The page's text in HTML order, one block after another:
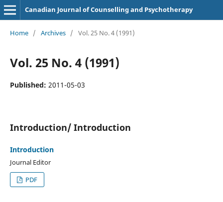
Canadian Journal of Counselling and Psychotherapy
Home / Archives / Vol. 25 No. 4 (1991)
Vol. 25 No. 4 (1991)
Published: 2011-05-03
Introduction/ Introduction
Introduction
Journal Editor
PDF